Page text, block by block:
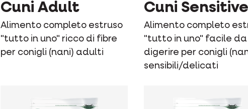
Cuni Adult
Alimento completo estruso
"tutto in uno" ricco di fibre
per conigli (nani) adulti
Cuni Sensitive
Alimento completo
"tutto in uno" facile da
digerire per conigli
sensibili/delicati